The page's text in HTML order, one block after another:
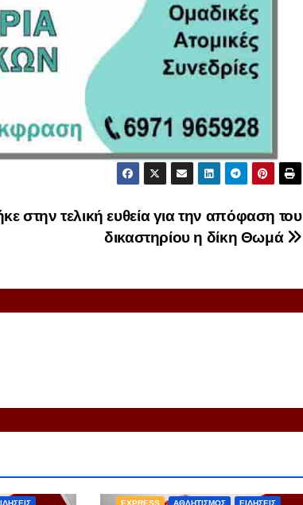
στην τελική ευθεία για την απόφαση του
δικαστηρίου η δίκη Θωμά
EXPRESS ΑΘΛΗΤΙΣΜΟΣ ΕΙΔΗΣΕΙΣ